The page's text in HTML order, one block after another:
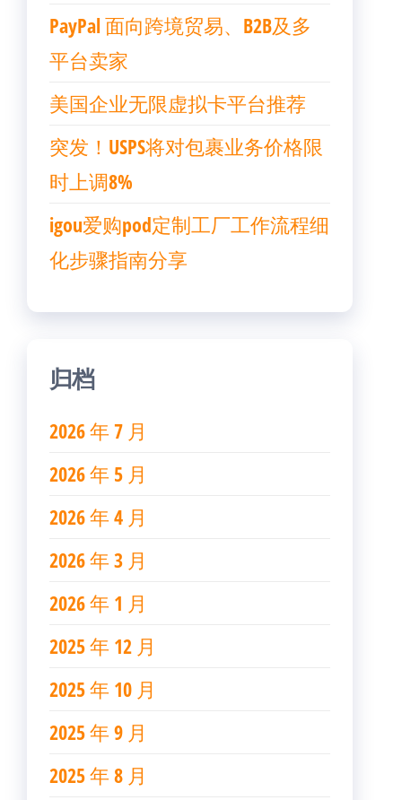
PayPal 面向跨境贸易、B2B及多
平台卖家
美国企业无限虚拟卡平台推荐
突发！USPS将对包裹业务价格限
时上调8%
igou爱购pod定制工厂工作流程细
化步骤指南分享
归档
2026 年 7 月
2026 年 5 月
2026 年 4 月
2026 年 3 月
2026 年 1 月
2025 年 12 月
2025 年 10 月
2025 年 9 月
2025 年 8 月